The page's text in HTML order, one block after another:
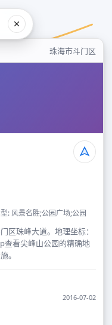
珠海市斗门区
: 风景名胜;公园广场;公园
区珠峰大道。地理坐标：
查看尖峰山公园的精确地
。
2016-07-02